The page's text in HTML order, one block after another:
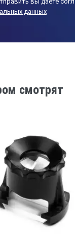
данных
смотрят